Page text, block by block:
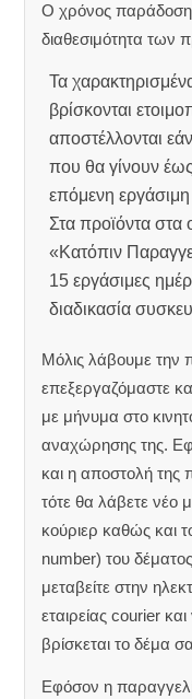
Ο χρόνος
διαθεσιμότητα των
Τα
βρίσκονται
αποστέλλονται
που θα γίνουν
επόμενη
Στα προϊόντα στα
«Κατόπιν
15 εργάσιμες
διαδικασία
Μόλις λάβουμε την
επεξεργαζόμαστε
με μήνυμα στο
αναχώρησης της.
και η αποστολή της
τότε θα λάβετε νέο
κούριερ καθώς και
number) του
μεταβείτε στην
εταιρείας courier
βρίσκεται το δέμα
Εφόσον η